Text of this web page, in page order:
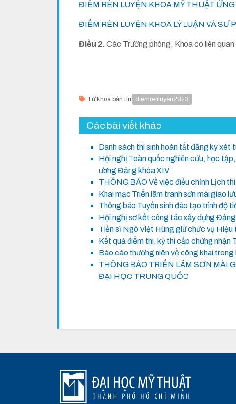
ĐIỂM RÈN LUYỆN KHOA MỸ THUẬT ỨNG
ĐIỂM RÈN LUYỆN KHOA LÝ LUẬN VÀ SƯ
Điều 2. Các Trưởng phòng, Khoa có liên
Từ khoá bản tin: diemrenluyen2023
Các bài viết khác
Danh sách thí sinh hoàn tất đăng ký xét
Hội nghị Toàn quốc nghiên cứu, học
ương Đảng khóa XIV
THÔNG BÁO Về việc điều chỉnh Lịch
Khai mạc Triển lãm tranh sơn mài giao
Thông báo Tuyển sinh đào tạo trình độ
Hội nghị sơ kết công tác xây dựng Đảng
Tiến sĩ Ngô Việt Hùng giữ chức vụ
Kết quả điểm thi, kỳ thi cấp chứng
Báo cáo thường niên về công khai trong
THÔNG BÁO TRIỂN LÃM SƠN MÀI
ĐẠI HỌC TRUNG QUỐC